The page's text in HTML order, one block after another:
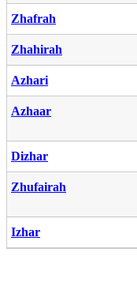
Zhafrah
Zhahirah
Azhari
Azhaar
Dizhar
Zhufairah
Izhar